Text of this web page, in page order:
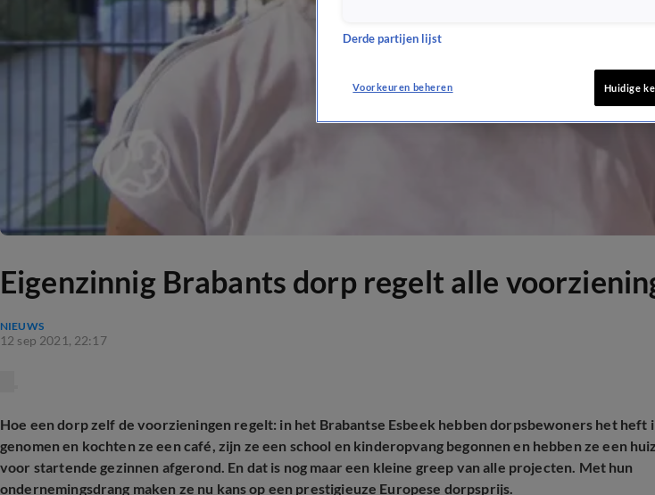
Eigenzinnig Brabants dorp regelt alle
NIEUWS
12 sep 2021, 22:17
Hoe een dorp zelf de voorzieningen regelt: in het Brabantse Esbeek hebben dorpsbewoners het heft
genomen en kochten ze een café, zijn ze een school en kinderopvang begonnen en hebben ze een
voor startende gezinnen afgerond. En dat is nog maar een kleine greep van alle projecten. Met hun
ondernemingsdrang maken ze nu kans op een prestigieuze Europese dorpsprijs.
Derde partijen lijst
Voorkeuren beheren Huidige